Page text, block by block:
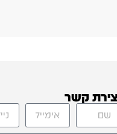
קשר